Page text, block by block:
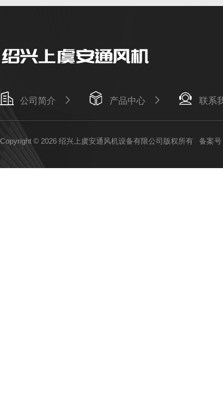
公司简介 产品中心 联系
Copyright © 2026 绍兴上虞安通风机设备有限公司版权所有 备案号